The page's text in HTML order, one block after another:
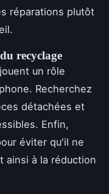
réparations plutôt
recyclage
un rôle
Recherchez
détachées et
Enfin,
éviter qu'il ne
ainsi à la réduction